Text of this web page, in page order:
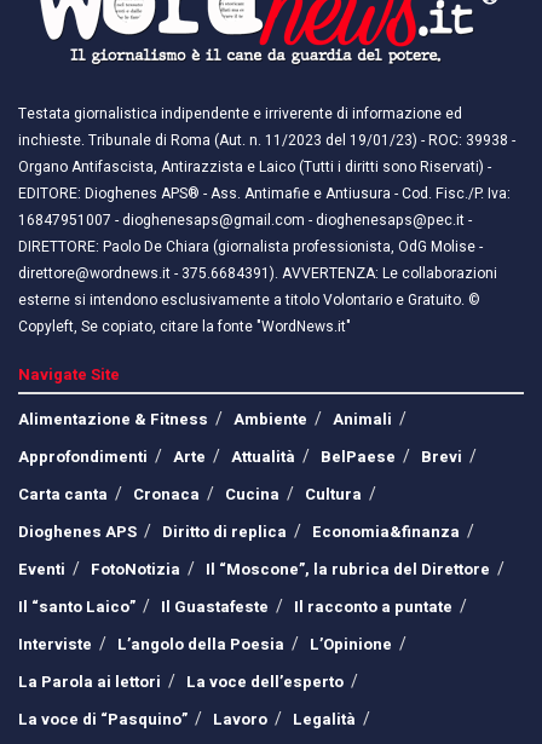
Testata giornalistica indipendente e irriverente di informazione ed
inchieste. Tribunale di Roma (Aut. n. 11/2023 del 19/01/23) - ROC: 39938 -
Organo Antifascista, Antirazzista e Laico (Tutti i diritti sono Riservati) -
EDITORE: Dioghenes APS® - Ass. Antimafie e Antiusura - Cod. Fisc./P. Iva:
16847951007 - dioghenesaps@gmail.com - dioghenesaps@pec.it - ​​
DIRETTORE: Paolo De Chiara (giornalista professionista, OdG Molise -
direttore@wordnews.it - ​​375.6684391). AVVERTENZA: Le collaborazioni
esterne si intendono esclusivamente a titolo Volontario e Gratuito. ©
Copyleft, Se copiato, citare la fonte "WordNews.it"
Navigate Site
Alimentazione & Fitness
Ambiente
Animali
Approfondimenti
Arte Attualità BelPaese
Brevi
Carta canta
Cronaca Cucina
Cultura
Dioghenes APS
Diritto di replica
Economia&finanza
Eventi
FotoNotizia
Il “Moscone”, la rubrica del Direttore
Il “santo Laico”
Il Guastafeste
Il racconto a puntate
Interviste
L’angolo della Poesia
L’Opinione
La Parola ai lettori
La voce dell’esperto
La voce di “Pasquino”
Lavoro
Legalità